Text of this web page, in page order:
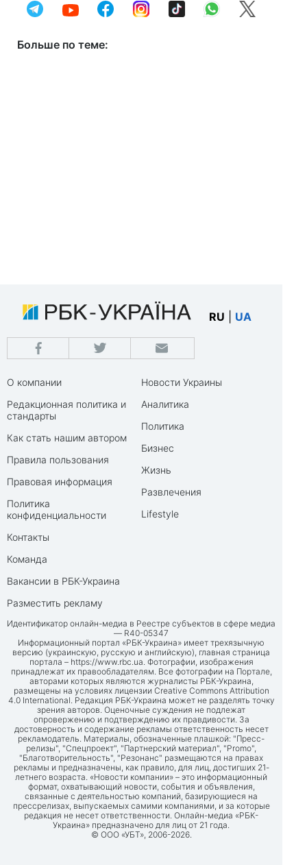
Больше по теме:
RU UA
О компании
Редакционная политика и
стандарты
Как стать нашим автором
Правила пользования
Правовая информация
Политика
конфиденциальности
Контакты
Команда
Вакансии в РБК-Украина
Разместить рекламу
Новости Украины
Аналитика
Политика
Бизнес
Жизнь
Развлечения
Lifestyle
Идентификатор онлайн-медиа в Реестре субъектов в сфере медиа
— R40-05347
Информационный портал «РБК-Украина» имеет трехязычную
версию (украинскую, русскую и английскую), главная страница
портала – https://www.rbc.ua. Фотографии, изображения
принадлежат их правообладателям. Все фотографии на Портале,
авторами которых являются журналисты РБК-Украина,
размещены на условиях лицензии Creative Commons Attribution
4.0 International. Редакция РБК-Украина может не разделять точку
зрения авторов. Оценочные суждения не подлежат
опровержению и подтверждению их правдивости. За
достоверность и содержание рекламы ответственность несет
рекламодатель. Материалы, обозначенные плашкой: "Пресс-
релизы", "Спецпроект", "Партнерский материал", "Promo",
"Благотворительность", "Резонанс" размещаются на правах
рекламы и предназначены, как правило, для лиц, достигших 21-
летнего возраста. «Новости компании» – это информационный
формат, охватывающий новости, события и объявления,
связанные с деятельностью компаний, базирующиеся на
прессрелизах, выпускаемых самими компаниями, и за которые
редакция не несет ответственности. Онлайн-медиа «РБК-
Украина» предназначено для лиц от 21 года.
© ООО «УБТ», 2006-2026.